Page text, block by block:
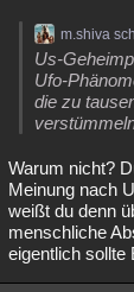
m.shiva
Us-
Ufo-
die zu
Warum nicht?
Meinung nach
weißt du denn
menschliche
eigentlich sollte